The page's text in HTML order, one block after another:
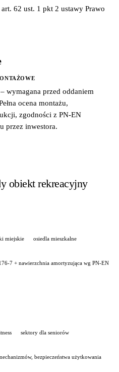
62 ust. 1 pkt 2 ustawy Prawo
wymagana przed oddaniem
ocena montażu,
zgodności z PN-EN
przez inwestora.
obiekt rekreacyjny
miejskie
osiedla mieszkalne
7 + nawierzchnia amortyzująca wg PN-EN
sektory dla seniorów
bezpieczeństwa użytkowania